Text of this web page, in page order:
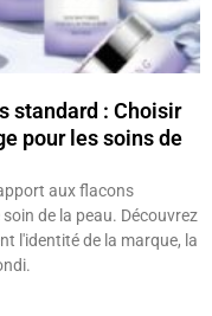
standard : Choisir
pour les soins de
aux flacons
de la peau. Découvrez
l'identité de la marque, la